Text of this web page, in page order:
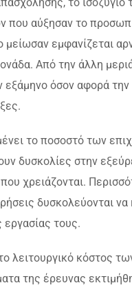
που αύξησαν το
εμφανίζεται
Από την άλλη
εξάμηνο όσον αφορά
το ποσοστό των
δυσκολίες στην
χρειάζονται.
δυσκολεύονται
εργασίας τους.
λειτουργικό κόστος
της έρευνας